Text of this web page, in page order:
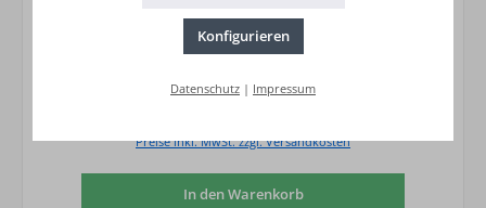
Preise inkl. MwSt. zzgl. Versandkosten
In den Warenkorb
Konfigurieren
Datenschutz | Impressum